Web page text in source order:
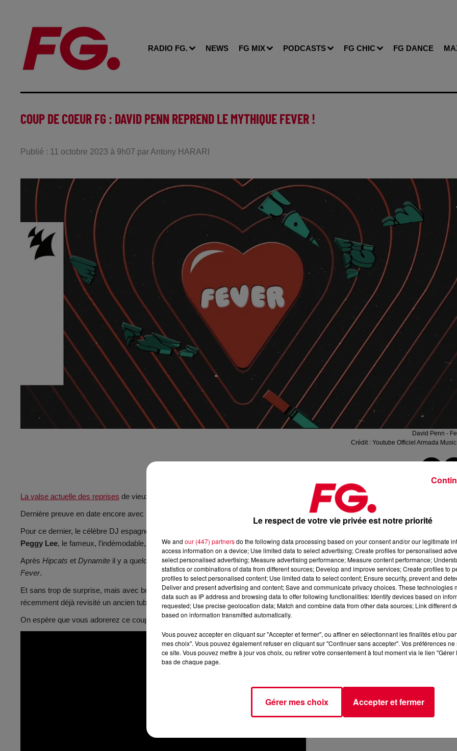
RADIO FG. NEWS FG MIX PODCASTS FG CHIC FG DANCE
COUP DE COEUR FG : DAVID PENN REPREND LE MYTHIQUE FEVER !
Publié : 11 octobre 2023 à 9h07 par Antony HARARI
David Penn -
Crédit : Youtube Officiel Armada
La valse actuelle des reprises de vieux tubes n’est pas prête de s’arrêter.
Dernière preuve en date encore avec le nouveau track de
Pour ce dernier, le célèbre DJ espagnol s’associe à son compatriote
Peggy Lee, le fameux, l’indémodable, l’éternelFeversorti en 1958.
Après Hipcats et Dynamite il y a quelques années sur Armada, David Penn fait son retour sur le célèbre label pour sortir ce remix
Fever.
Et sans trop de surprise, mais avec brio, nous avons droit à une version deFevertotalement House de la part de David Penn qui
récemment déjà revisité un ancien tube,
The Real Life de Raven Maize.
On espère que vous adorerez ce coup de cœur musical autant que nous !
Le respect de votre vie privée est notre priorité
We and our (447) partnersdo the following data processing based on your consent and/or our legitimate
access information on a device; Use limited data to select advertising; Create profiles for personalised
select personalised advertising; Measure advertising performance; Measure content performance;
statistics or combinations of data from different sources; Develop and improve services; Create profiles to
profiles to select personalised content; Use limited data to select content; Ensure security, prevent and
Deliver and present advertising and content; Save and communicate privacy choices. These technologies
data such as IP address and browsing data to offer following functionalities: Identify devices based on
requested; Use precise geolocation data; Match and combine data from other data sources; Link different
based on information transmitted automatically.
Vous pouvez accepter en cliquant sur "Accepter et fermer", ou affiner en sélectionnant les finalités et/ou
mes choix". Vous pouvez également refuser en cliquant sur "Continuer sans accepter". Vos préférences
ce site. Vous pouvez mettre à jour vos choix, ou retirer votre consentement à tout moment via le lien
bas de chaque page.
Gérer mes choix Accepter et fermer